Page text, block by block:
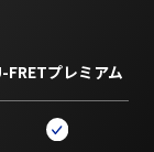
FRETプレミアム